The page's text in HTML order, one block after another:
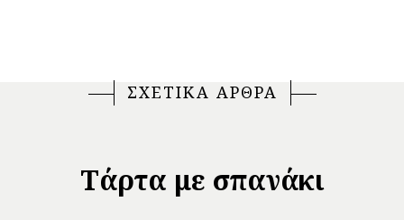
ΣΧΕΤΙΚΑ ΑΡΘΡΑ
Τάρτα με σπανάκι